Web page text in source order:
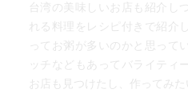
台湾の美味しいお店も紹介し
れる料理をレシピ付きで紹介
ってお粥が多いのかと思って
ッチなどもあってバライティ
お店も見つけたし、作ってみた